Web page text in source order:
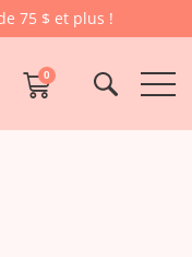
75 $ et plus !
0